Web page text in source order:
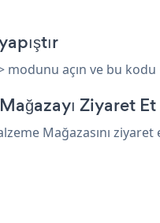
modunu açın ve bu
Ziyaret Et
Mağazasını